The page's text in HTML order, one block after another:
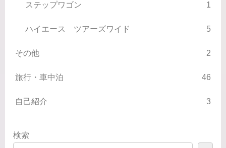
ステップワゴン 1
ハイエース ツアーズワイド 5
その他 2
旅行・車中泊 46
自己紹介 3
検索